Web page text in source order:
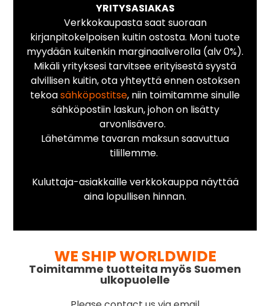
YRITYSASIAKAS
Verkkokaupasta saat suoraan
kirjanpitokelpoisen kuitin ostosta. Moni tuote
myydään kuitenkin marginaaliverolla (alv 0%).
Mikäli yrityksesi tarvitsee erityisestä syystä
alvillisen kuitin, ota yhteyttä ennen ostoksen
tekoasähköpostitse, niin toimitamme sinulle
sähköpostiin laskun, johon on lisätty
arvonlisävero.
Lähetämme tavaran maksun saavuttua
tilillemme.
Kuluttaja-asiakkaille verkkokauppa näyttää
aina lopullisen hinnan.
WE SHIP WORLDWIDE
Toimitamme tuotteita myös Suomen
ulkopuolelle